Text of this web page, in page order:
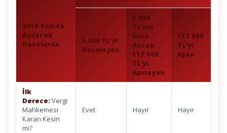
2018 Yılında
Açılacak
Davalarda
5.000 TL’yi
Geçmeyen
5.000
TL’nin
Üstü
Ancak
117.000
TL’yi
Aşmayan
117.000
TL’yi
Aşan
İlk
Derece:Vergi
Mahkemesi
Kararı Kesin
mi?
Evet Hayır Hayır